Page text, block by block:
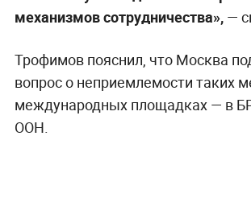
механизмов сотрудничества»,—
Трофимов пояснил, что Москва
вопрос о неприемлемости таких
международных площадках — в
ООН.